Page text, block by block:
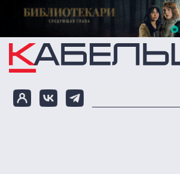
Перейти к основному содержанию